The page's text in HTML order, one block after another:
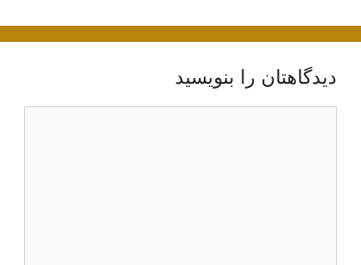
دیدگاهتان را بنویسید